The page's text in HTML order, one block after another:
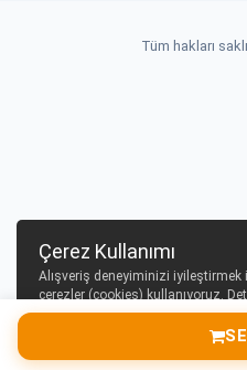
Tüm hakları
Çerez Kullanımı
Alışveriş deneyiminizi
çerezler (cookies) kullanıyoruz.
Politikasısayfamızı